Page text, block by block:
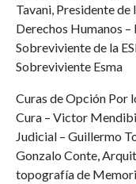
Tavani, Presidente
Derechos Humanos –
Sobreviviente de la
Sobreviviente Esma
Curas de Opción Por
Cura – Victor
Judicial – Guillermo
Gonzalo Conte,
topografía de